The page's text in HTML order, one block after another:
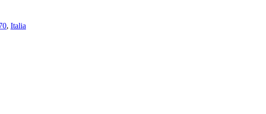
, Italia